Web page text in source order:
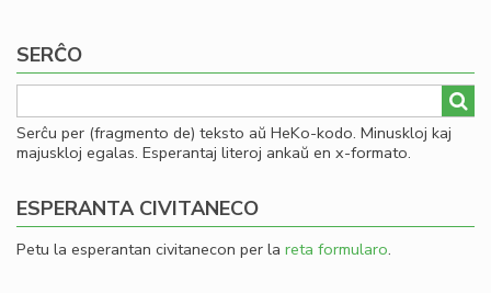
SERĈO
Serĉu per (fragmento de) teksto aŭ HeKo-kodo. Minuskloj kaj
majuskloj egalas. Esperantaj literoj ankaŭ en x-formato.
ESPERANTA CIVITANECO
Petu la esperantan civitanecon per la reta formularo.